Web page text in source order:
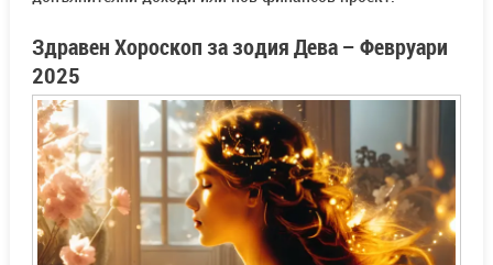
Здравен Хороскоп за зодия Дева – Февруари
2025